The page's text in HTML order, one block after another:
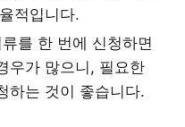
적입니다.
를 한 번에 신청하면
우가 많으니, 필요한
하는 것이 좋습니다.